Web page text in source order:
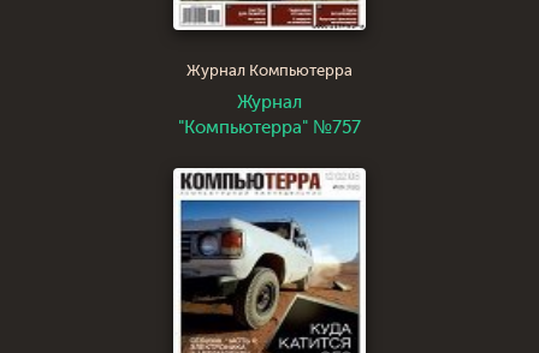
Журнал Компьютерра
Журнал
"Компьютерра" №757